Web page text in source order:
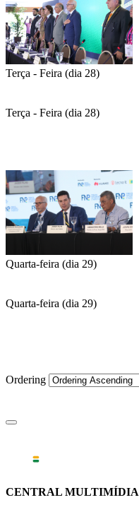
Terça - Feira (dia 28)
Terça - Feira (dia 28)
Quarta-feira (dia 29)
Quarta-feira (dia 29)
Ordering
CENTRAL MULTIMÍDIA